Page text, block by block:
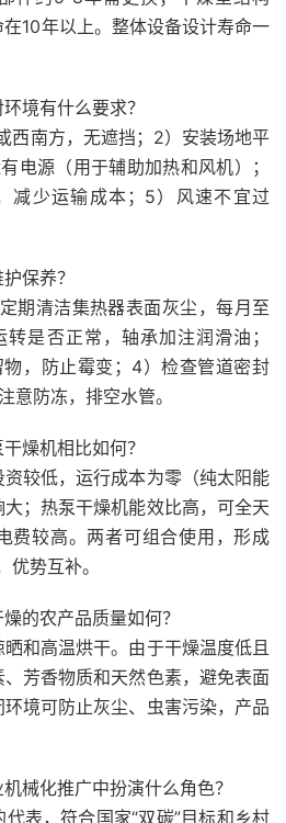
在10年以上。整体设备设计寿命一
境有什么要求？
西南方，无遮挡；2）安装场地平
电源（用于辅助加热和风机）；
减少运输成本；5）风速不宜过
保养？
期清洁集热器表面灰尘，每月至
是否正常，轴承加注润滑油；
，防止霉变；4）检查管道密封
意防冻，排空水管。
燥机相比如何？
较低，运行成本为零（纯太阳能
；热泵干燥机能效比高，可全天
费较高。两者可组合使用，形成
优势互补。
的农产品质量如何？
和高温烘干。由于干燥温度低且
芳香物质和天然色素，避免表面
境可防止灰尘、虫害污染，产品
械化推广中扮演什么角色？
表，符合国家“双碳”目标和乡村